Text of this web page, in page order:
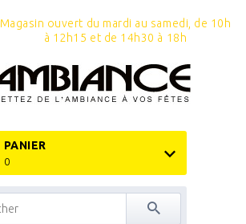
Magasin ouvert du mardi au samedi, de 10h
à 12h15 et de 14h30 à 18h
PANIER
0